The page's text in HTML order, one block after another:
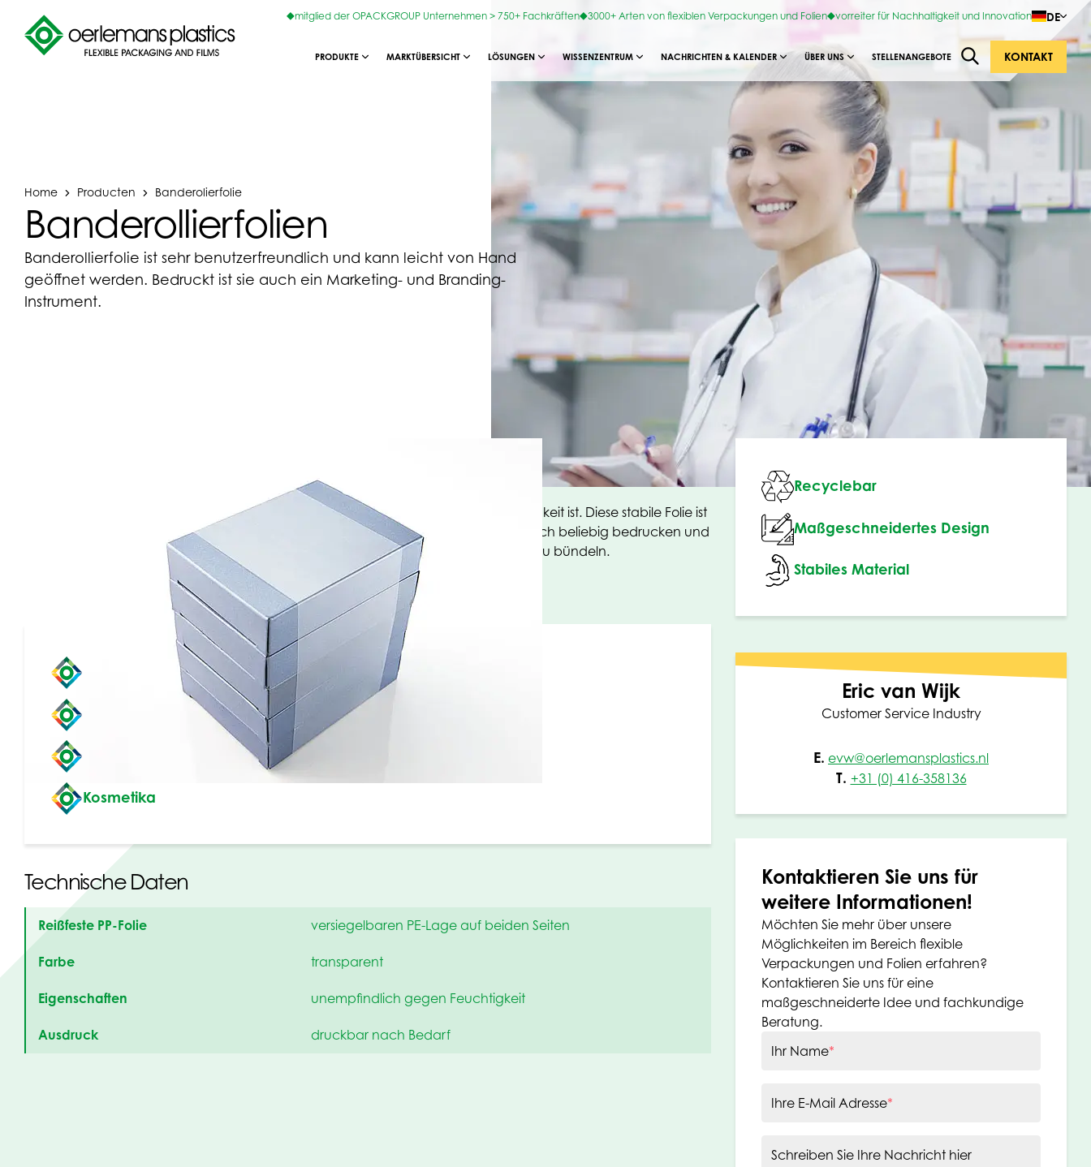
mitglied der OPACKGROUP Unternehmen > 750+ Fachkräften 3000+ Arten von flexiblen Verpackungen und Folien vorreiter für Nachhaltigkeit und Innovation DE
PRODUKTE MARKTÜBERSICHT LÖSUNGEN WISSENZENTRUM NACHRICHTEN & KALENDER ÜBER UNS STELLENANGEBOTE KONTAKT
Home Producten Banderolierfolie
Banderollierfolien
Banderollierfolie ist sehr benutzerfreundlich und kann leicht von Hand
geöffnet werden. Bedruckt ist sie auch ein Marketing- und Branding-
Instrument.
Banderolierfolie ist eine transparente Bündelfolie, die unempfindlich gegen Feuchtigkeit ist. Diese stabile Folie ist
auf beiden Seiten mit einer dünnen versiegelbaren Lage versehen. Das Band lässt sich beliebig bedrucken und
kann für wunderschöne Werbeartikel verwendet werden, um diese ohne Einschnitt zu bündeln.
Industrielle Anwendungen
Lebensmittelverpackungen
Kosmetika
Technische Daten
Reißfeste PP-Folie versiegelbaren PE-Lage auf beiden Seiten
Farbe transparent
Eigenschaften unempfindlich gegen Feuchtigkeit
Ausdruck druckbar nach Bedarf
Recyclebar
Maßgeschneidertes Design
Stabiles Material
Eric van Wijk
Customer Service Industry
E. evw@oerlemansplastics.nl
T. +31 (0) 416-358136
Kontaktieren Sie uns für
weitere Informationen!
Möchten Sie mehr über unsere
Möglichkeiten im Bereich flexible
Verpackungen und Folien erfahren?
Kontaktieren Sie uns für eine
maßgeschneiderte Idee und fachkundige
Beratung.
Ihr Name*
Ihre E-Mail Adresse*
Schreiben Sie Ihre Nachricht hier